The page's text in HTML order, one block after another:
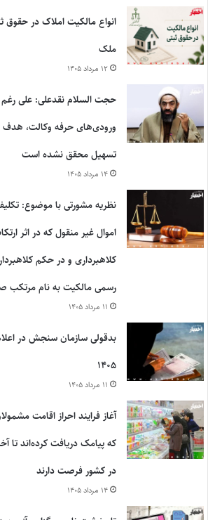
ملک
۱۲ مرداد ۱۴۰۵
حجت السلام نقدعلی: علی
ورودی‌های حرفه وکالت، هدف
تسهیل محقق نشده است
۱۴ مرداد ۱۴۰۵
نظریه مشورتی با موضوع:
اموال غیر منقول که در اثر
کلاهبرداری و در حکم
رسمی مالکیت به نام مرتکب
۱۱ مرداد ۱۴۰۵
بدقولی سازمان سنجش در
۱۴۰۵
۱۱ مرداد ۱۴۰۵
آغاز فرایند احراز اقامت
که پیامک دریافت کرده‌اند تا
در کشور فرصت دارند
۱۴ مرداد ۱۴۰۵